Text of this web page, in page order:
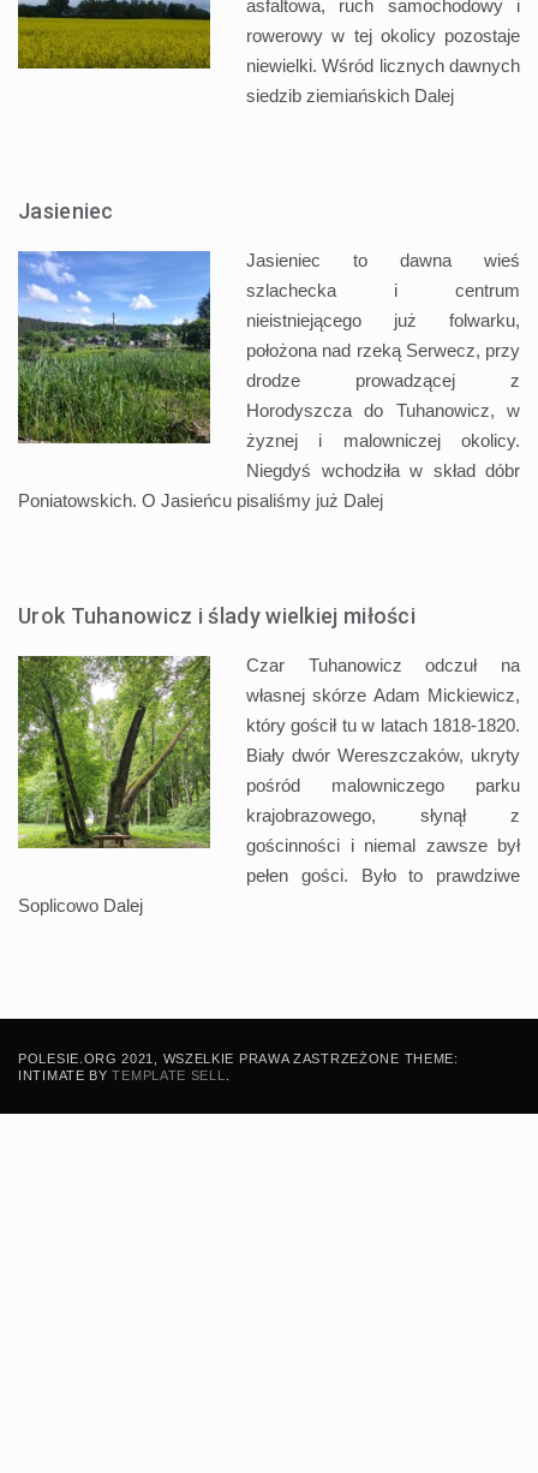
asfaltowa, ruch samochodowy i
rowerowy w tej okolicy pozostaje
niewielki. Wśród licznych dawnych
siedzib ziemiańskich Dalej
Jasieniec
Jasieniec to dawna wieś
szlachecka i centrum
nieistniejącego już folwarku,
położona nad rzeką Serwecz, przy
drodze prowadzącej z
Horodyszcza do Tuhanowicz, w
żyznej i malowniczej okolicy.
Niegdyś wchodziła w skład dóbr
Poniatowskich. O Jasieńcu pisaliśmy już Dalej
Urok Tuhanowicz i ślady wielkiej miłości
Czar Tuhanowicz odczuł na
własnej skórze Adam Mickiewicz,
który gościł tu w latach 1818-1820.
Biały dwór Wereszczaków, ukryty
pośród malowniczego parku
krajobrazowego, słynął z
gościnności i niemal zawsze był
pełen gości. Było to prawdziwe
Soplicowo Dalej
POLESIE.ORG 2021, WSZELKIE PRAWA ZASTRZEŻONE THEME:
INTIMATE BYTEMPLATE SELL